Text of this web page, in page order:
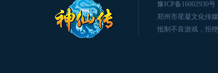
豫ICP备16002930号
郑州市星凝文化传
抵制不良游戏，拒